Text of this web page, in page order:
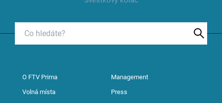
O FTV Prima Management
Volná místa Press